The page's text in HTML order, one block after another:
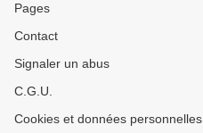
Pages
Contact
Signaler un abus
C.G.U.
Cookies et données personnelles